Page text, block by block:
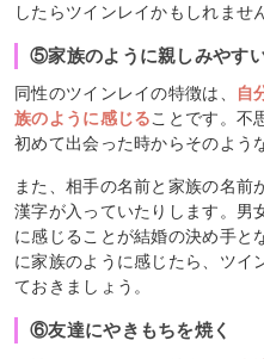
したらツインレイかもしれませ
⑤家族のように親しみやす
同性のツインレイの特徴は、
自
族のように感じることです。不
初めて出会った時からそのよう
また、相手の名前と家族の名前
漢字が入っていたりします。男
に感じることが結婚の決め手と
に家族のように感じたら、ツイ
ておきましょう。
⑥友達にやきもちを焼く